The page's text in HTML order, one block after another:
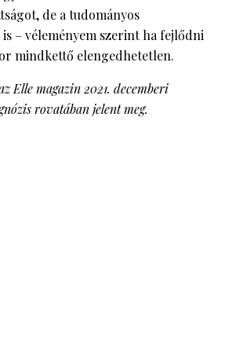
de a tudományos
– véleményem szerint ha fejlődni
mindkettő elengedhetetlen.
Elle magazin 2021. decemberi
rovatában jelent meg.